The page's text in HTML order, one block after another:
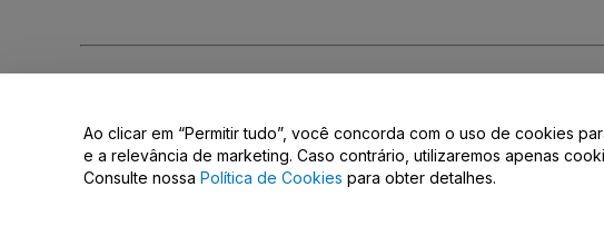
Não partilhar as minhas informações pessoais/as suas opções de privacidade.
Ao clicar em “Permitir tudo”, você concorda com o uso de cookies
e a relevância de marketing. Caso contrário, utilizaremos apenas
Consulte nossa Política de Cookies para obter detalhes.